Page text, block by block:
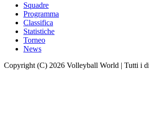
Squadre
Programma
Classifica
Statistiche
Torneo
News
Copyright (C) 2026 Volleyball World | Tutti i